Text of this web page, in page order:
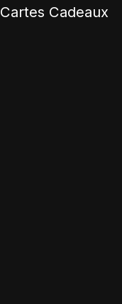
Cartes Cadeaux